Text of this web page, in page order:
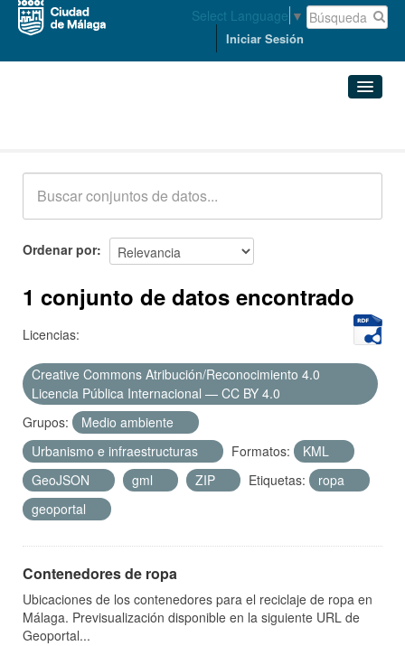
Select Language ▼
Iniciar Sesión
Acerca de
Ordenar por
1 conjunto de datos encontrado
Licencias:
Creative Commons Atribución/Reconocimiento 4.0
Licencia Pública Internacional — CC BY 4.0
Grupos:
Medio ambiente
Urbanismo e infraestructuras
Formatos:
KML
GeoJSON
gml ZIP Etiquetas:
ropa
geoportal
Contenedores de ropa
Ubicaciones de los contenedores para el reciclaje de ropa en
Málaga. Previsualización disponible en la siguiente URL de
Geoportal...